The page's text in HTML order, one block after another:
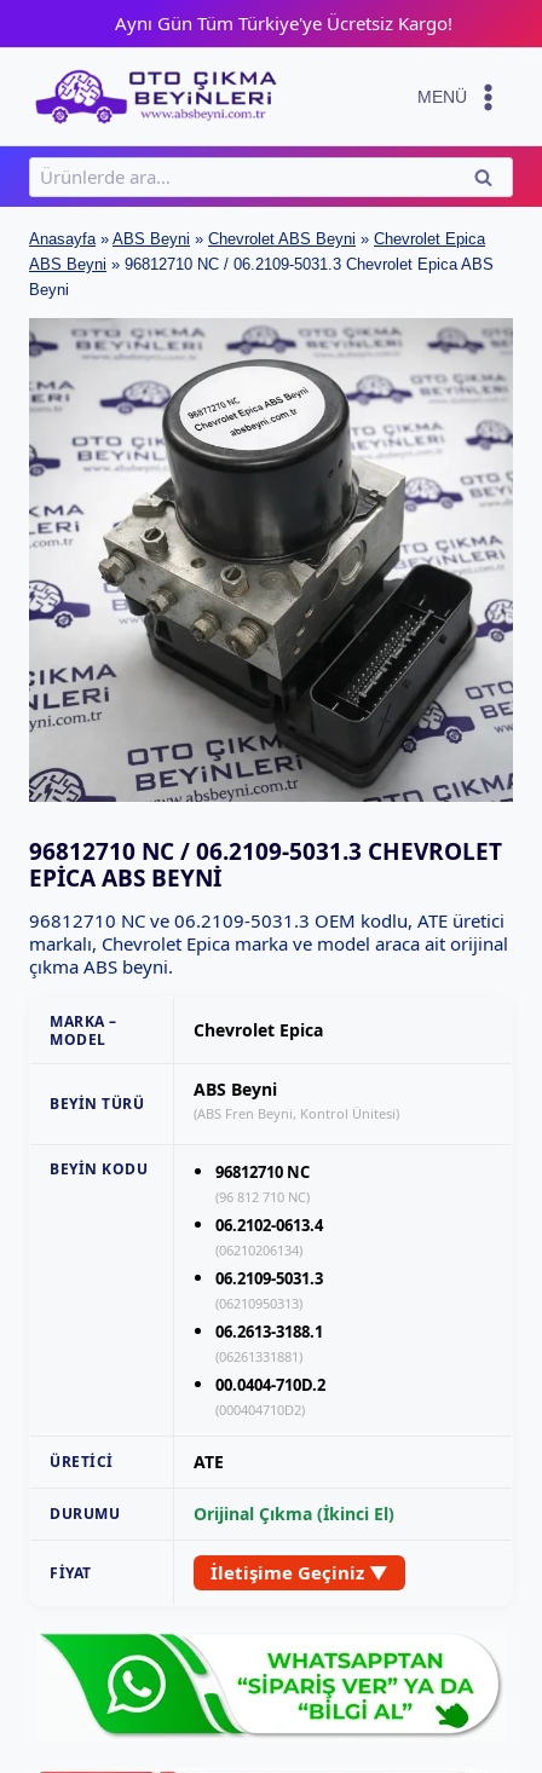
content
Aynı Gün Tüm Türkiye'ye Ücretsiz Kargo!
MENÜ
Ara:
ARA
Anasayfa» ABS Beyni » Chevrolet ABS Beyni » Chevrolet Epica
ABS Beyni » 96812710 NC / 06.2109-5031.3 Chevrolet Epica ABS
Beyni
96812710 NC / 06.2109-5031.3 CHEVROLET
EPICA ABS BEYNI
96812710 NC ve 06.2109-5031.3 OEM kodlu, ATE üretici
markalı, Chevrolet Epica marka ve model araca ait orijinal
çıkma ABS beyni.
MARKA –
MODEL
Chevrolet Epica
BEYIN TÜRÜ
ABS Beyni
(ABS Fren Beyni, Kontrol Ünitesi)
BEYIN KODU 96812710 NC
(96 812 710 NC)
06.2102-0613.4
(06210206134)
06.2109-5031.3
(06210950313)
06.2613-3188.1
(06261331881)
00.0404-710D.2
(000404710D2)
ÜRETICI ATE
DURUMU Orijinal Çıkma (İkinci El)
FIYAT İletişime Geçiniz ▼